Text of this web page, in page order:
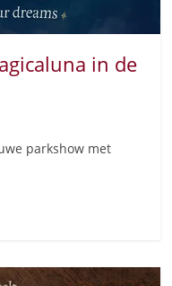
in de
parkshow met